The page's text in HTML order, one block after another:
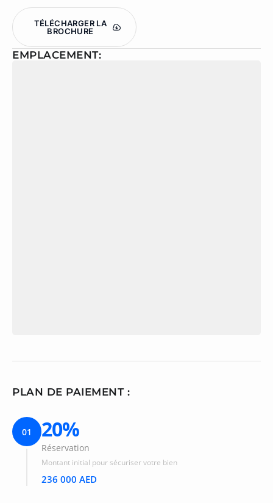
TÉLÉCHARGER LA
BROCHURE
EMPLACEMENT:
PLAN DE PAIEMENT :
01 20%
Réservation
Montant initial pour sécuriser votre bien
236 000 AED